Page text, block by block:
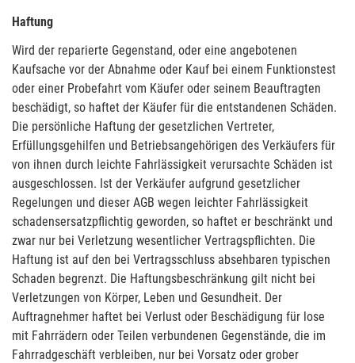
Haftung
Wird der reparierte Gegenstand, oder eine angebotenen
Kaufsache vor der Abnahme oder Kauf bei einem Funktionstest
oder einer Probefahrt vom Käufer oder seinem Beauftragten
beschädigt, so haftet der Käufer für die entstandenen Schäden.
Die persönliche Haftung der gesetzlichen Vertreter,
Erfüllungsgehilfen und Betriebsangehörigen des Verkäufers für
von ihnen durch leichte Fahrlässigkeit verursachte Schäden ist
ausgeschlossen. Ist der Verkäufer aufgrund gesetzlicher
Regelungen und dieser AGB wegen leichter Fahrlässigkeit
schadensersatzpflichtig geworden, so haftet er beschränkt und
zwar nur bei Verletzung wesentlicher Vertragspflichten. Die
Haftung ist auf den bei Vertragsschluss absehbaren typischen
Schaden begrenzt. Die Haftungsbeschränkung gilt nicht bei
Verletzungen von Körper, Leben und Gesundheit. Der
Auftragnehmer haftet bei Verlust oder Beschädigung für lose
mit Fahrrädern oder Teilen verbundenen Gegenstände, die im
Fahrradgeschäft verbleiben, nur bei Vorsatz oder grober